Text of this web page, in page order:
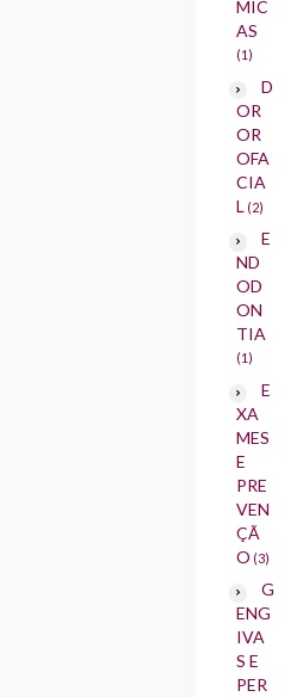
MIC
AS
(1)
D
OR
OR
OFA
CIA
L (2)
E
ND
OD
ON
TIA
(1)
E
XA
MES
E
PRE
VEN
ÇÃ
O (3)
G
ENG
IVA
S E
PER